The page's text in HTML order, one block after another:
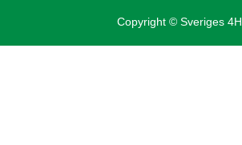
Copyright © Sveriges 4H